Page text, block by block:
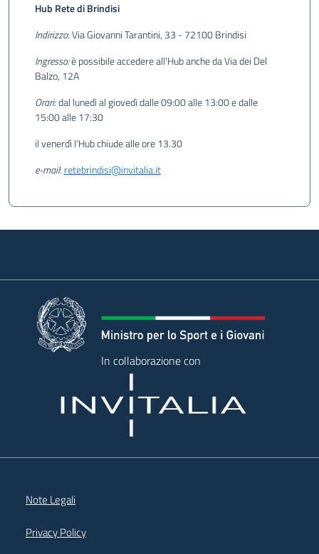
Hub Rete di Brindisi
Indirizzo: Via Giovanni Tarantini, 33 - 72100 Brindisi
Ingresso:è possibile accedere all'Hub anche da Via dei Del
Balzo, 12A
Orari: dal lunedì al giovedì dalle 09:00 alle 13:00 e dalle
15:00 alle 17:30
il venerdì l'Hub chiude alle ore 13.30
e-mail: retebrindisi@invitalia.it
In collaborazione con
Note Legali
Privacy Policy